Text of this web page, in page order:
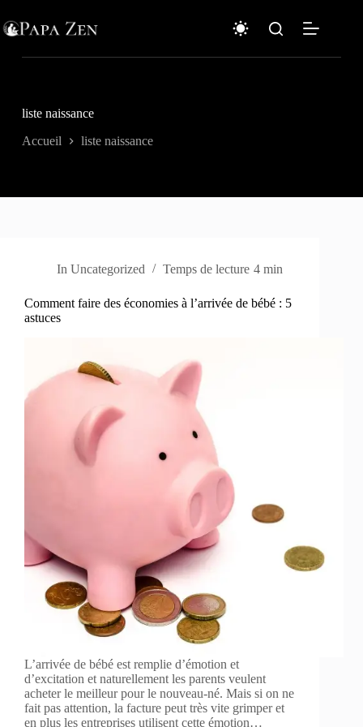
au
contenu
liste naissance
Accueil liste naissance
In Uncategorized Temps de lecture 4 min
Comment faire des économies à l’arrivée de bébé : 5
astuces
L’arrivée de bébé est remplie d’émotion et
d’excitation et naturellement les parents veulent
acheter le meilleur pour le nouveau-né. Mais si on ne
fait pas attention, la facture peut très vite grimper et
en plus les entreprises utilisent cette émotion…